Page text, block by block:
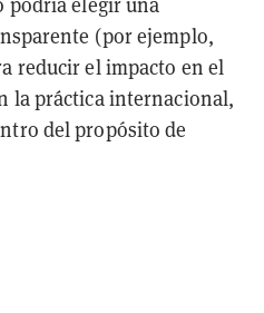
(por ejemplo,
reducir el impacto en el
la práctica internacional,
del propósito de